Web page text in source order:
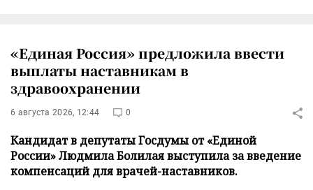
«Единая Россия» предложила ввести
выплаты наставникам в
здравоохранении
6 августа 2026, 12:44 0
Кандидат в депутаты Госдумы от «Единой
России» Людмила Болилая выступила за введение
компенсаций для врачей-наставников.